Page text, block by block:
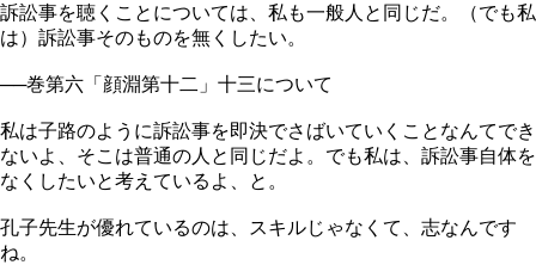
訴訟事を聴くことについては、私も一般人と同じだ。（でも私
は）訴訟事そのものを無くしたい。
──巻第六「顔淵第十二」十三について
私は子路のように訴訟事を即決でさばいていくことなんてでき
ないよ、そこは普通の人と同じだよ。でも私は、訴訟事自体を
なくしたいと考えているよ、と。
孔子先生が優れているのは、スキルじゃなくて、志なんです
ね。